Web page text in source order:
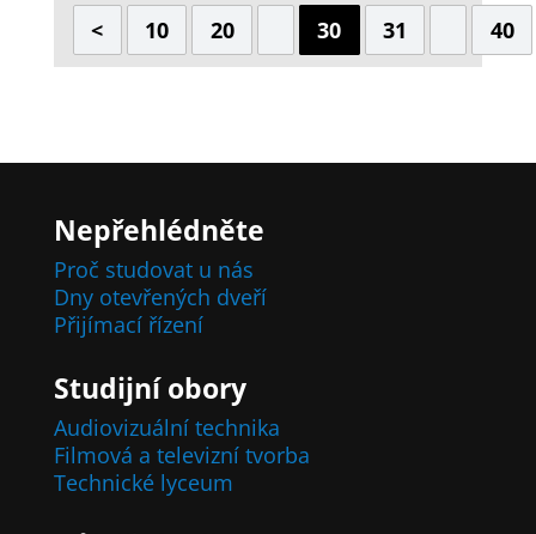
< 10 20 30 31 40
Nepřehlédněte
Proč studovat u nás
Dny otevřených dveří
Přijímací řízení
Studijní obory
Audiovizuální technika
Filmová a televizní tvorba
Technické lyceum